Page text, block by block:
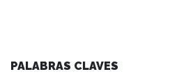
PALABRAS CLAVES